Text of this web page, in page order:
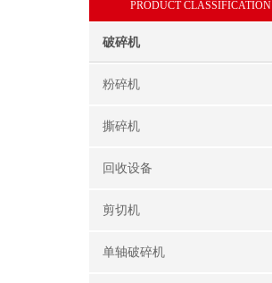
PRODUCT CLASSIFICATION
破碎机
粉碎机
撕碎机
回收设备
剪切机
单轴破碎机